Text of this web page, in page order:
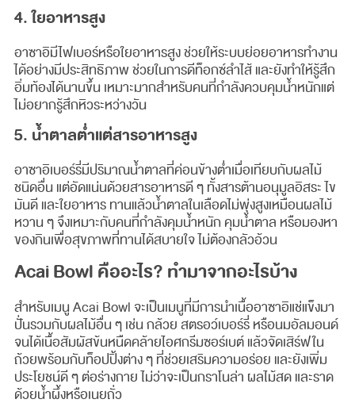
4. ใยอาหารสูง
อาซาอิมีไฟเบอร์หรือใยอาหารสูง ช่วยให้ระบบย่อยอาหารทำงาน
ได้อย่างมีประสิทธิภาพ ช่วยในการดีท็อกซ์ลำไส้ และยังทำให้รู้สึก
อิ่มท้องได้นานขึ้น เหมาะมากสำหรับคนที่กำลังควบคุมน้ำหนักแต่
ไม่อยากรู้สึกหิวระหว่างวัน
5. น้ำตาลต่ำแต่สารอาหารสูง
อาซาอิเบอร์รี่มีปริมาณน้ำตาลที่ค่อนข้างต่ำเมื่อเทียบกับผลไม้
ชนิดอื่น แต่อัดแน่นด้วยสารอาหารดี ๆ ทั้งสารต้านอนุมูลอิสระ ไข
มันดี และใยอาหาร ทานแล้วน้ำตาลในเลือดไม่พุ่งสูงเหมือนผลไม้
หวาน ๆ จึงเหมาะกับคนที่กำลังคุมน้ำหนัก คุมน้ำตาล หรือมองหา
ของกินเพื่อสุขภาพที่ทานได้สบายใจ ไม่ต้องกลัวอ้วน
Acai Bowl คืออะไร? ทำมาจากอะไรบ้าง
สำหรับเมนู Acai Bowl จะเป็นเมนูที่มีการนำเนื้ออาซาอิแช่แข็งมา
ปั่นรวมกับผลไม้อื่น ๆ เช่น กล้วย สตรอว์เบอร์รี่ หรือนมอัลมอนด์
จนได้เนื้อสัมผัสข้นหนืดคล้ายไอศกรีมซอร์เบต์ แล้วจัดเสิร์ฟใน
ถ้วยพร้อมกับท็อปปิ้งต่าง ๆ ที่ช่วยเสริมความอร่อย และยังเพิ่ม
ประโยชน์ดี ๆ ต่อร่างกาย ไม่ว่าจะเป็นกราโนล่า ผลไม้สด และราด
ด้วยน้ำผึ้งหรือเนยถั่ว